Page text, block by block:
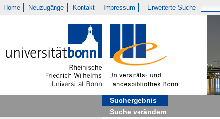
Home Neuzugänge Kontakt Impressum Erweiterte Suche
Suchergebnis
Suche verändern